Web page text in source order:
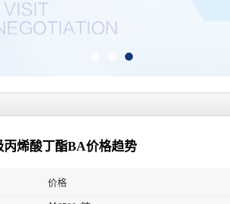
丙烯酸丁酯BA价格趋势
价格